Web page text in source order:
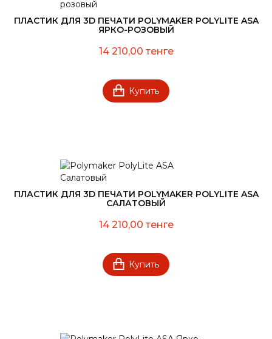
ПЛАСТИК ДЛЯ 3D ПЕЧАТИ POLYMAKER POLYLITE ASA
ЯРКО-РОЗОВЫЙ
14 210,00 тенге
Купить
ПЛАСТИК ДЛЯ 3D ПЕЧАТИ POLYMAKER POLYLITE ASA
САЛАТОВЫЙ
14 210,00 тенге
Купить